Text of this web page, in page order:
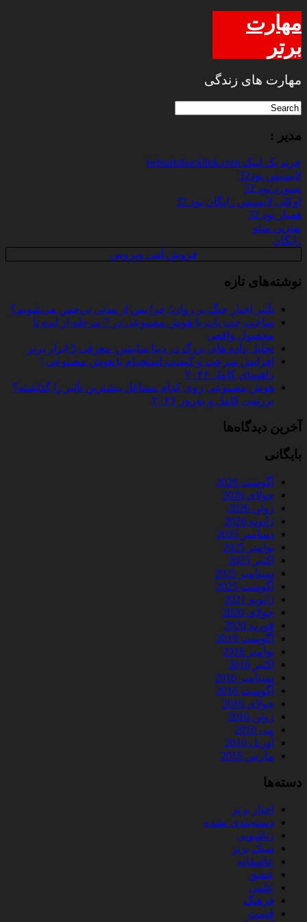
مهارت
برتر
مهارت های زندگی
مدیر :
خرید بک لینک behtarinbacklink.com
لایسنس نود32
پسورد نود 32
اوکلی لایسنس رایگان نود 32
همیار نود 32
بهترین سئو
رایگان
فروش آنتی ویروس
نوشته‌های تازه
تأثیر اخبار جنگ بر روان؛ چرا پس از مدتی بی‌حس می‌شویم؟
ساخت چت‌ بات با هوش مصنوعی در 7 مرحله از ایده تا
محصول واقعی
تحلیل داده‌ های بزرگ در دیتا ساینس: معرفی 5 ابزار برتر
افزایش سرعت و کیفیت استخدام با هوش مصنوعی |
راهنمای کامل ۲۰۲۶
هوش مصنوعی روی کدام مشاغل بیشترین تأثیر را گذاشته؟
بررسی کامل و به‌روز ۲۰۲۶
آخرین دیدگاه‌ها
بایگانی
آگوست 2026
جولای 2026
ژوئن 2026
ژانویه 2026
دسامبر 2025
نوامبر 2025
اکتبر 2025
سپتامبر 2025
آگوست 2025
ژانویه 2021
جولای 2020
فوریه 2020
آگوست 2019
نوامبر 2016
اکتبر 2016
سپتامبر 2016
آگوست 2016
جولای 2016
ژوئن 2016
می 2016
آوریل 2016
مارس 2016
دسته‌ها
اخبار برتر
دسته‌بندی نشده
زناشویی
سبک برتر
عاشقانه
عشق
علمی
فرهنگ
قیمت